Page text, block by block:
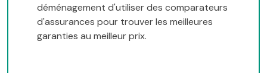
déménagement d'utiliser des comparateurs
d'assurances pour trouver les meilleures
garanties au meilleur prix.